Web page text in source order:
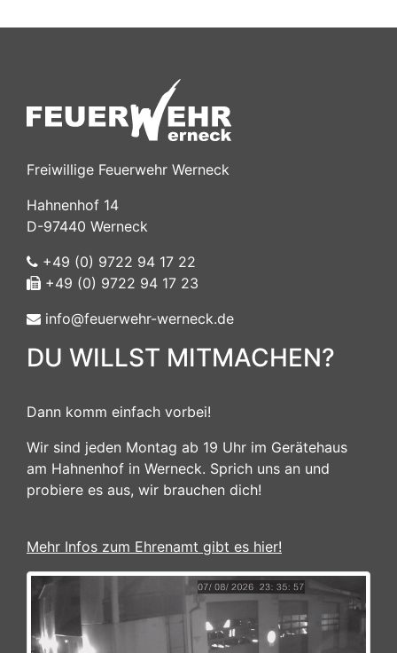
Freiwillige Feuerwehr Werneck
Hahnenhof 14
D-97440 Werneck
+49 (0) 9722 94 17 22
+49 (0) 9722 94 17 23
info@feuerwehr-werneck.de
DU WILLST MITMACHEN?
Dann komm einfach vorbei!
Wir sind jeden Montag ab 19 Uhr im Gerätehaus
am Hahnenhof in Werneck. Sprich uns an und
probiere es aus, wir brauchen dich!
Mehr Infos zum Ehrenamt gibt es hier!